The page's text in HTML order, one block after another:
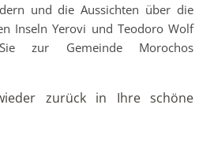
und die Aussichten über die
Inseln Yerovi und Teodoro Wolf
zur Gemeinde Morochos
zurück in Ihre schöne